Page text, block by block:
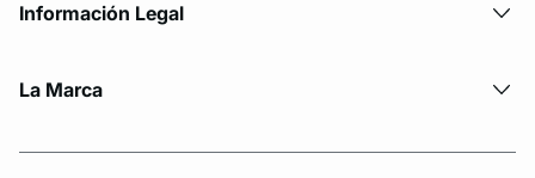
Información Legal
La Marca